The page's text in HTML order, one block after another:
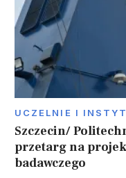
UCZELNIE I
Szczecin/
przetarg na
badawczego